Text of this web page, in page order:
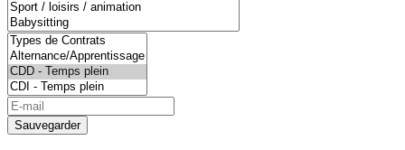
Sauvegarder